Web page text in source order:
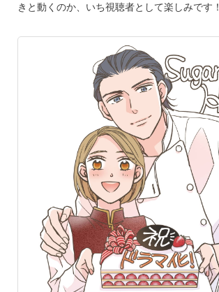
きと動くのか、いち視聴者として楽しみです！